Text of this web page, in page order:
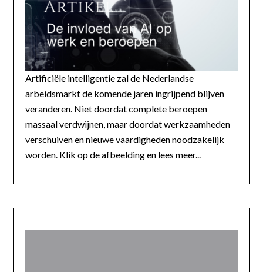
Artificiële intelligentie zal de Nederlandse
arbeidsmarkt de komende jaren ingrijpend blijven
veranderen. Niet doordat complete beroepen
massaal verdwijnen, maar doordat werkzaamheden
verschuiven en nieuwe vaardigheden noodzakelijk
worden. Klik op de afbeelding en lees meer...